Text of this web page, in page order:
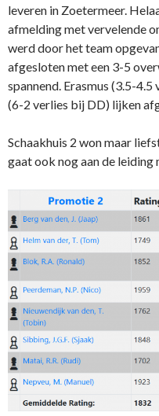
leveren in Zoetermeer.
afmelding met vervelende
werd door het team
afgesloten met een 3-5
spannend. Erasmus (3.5-4.5
(6-2 verlies bij DD) lijken
Schaakhuis 2 won maar
gaat ook nog aan de leiding